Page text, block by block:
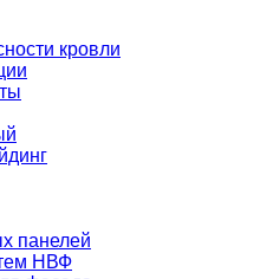
кровли
панелей
НВФ